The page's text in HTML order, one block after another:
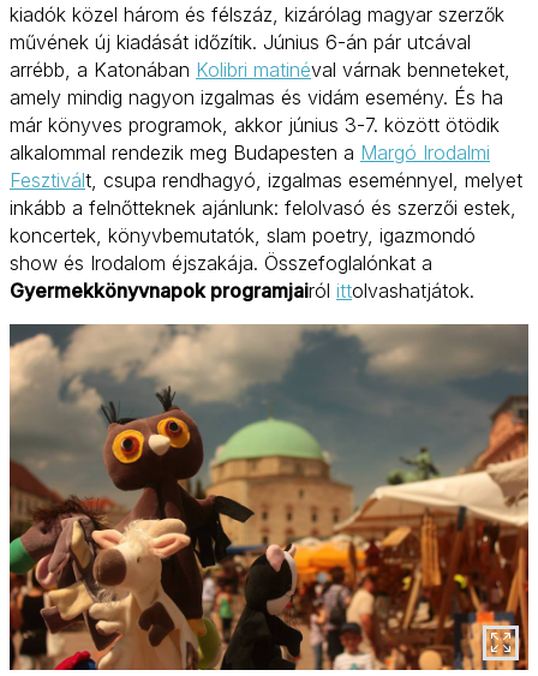
kiadók közel három és félszáz, kizárólag magyar szerzők
művének új kiadását időzítik. Június 6-án pár utcával
arrébb, a Katonában Kolibri matinéval várnak benneteket,
amely mindig nagyon izgalmas és vidám esemény. És ha
már könyves programok, akkor június 3-7. között ötödik
alkalommal rendezik meg Budapesten a Margó Irodalmi
Fesztivált, csupa rendhagyó, izgalmas eseménnyel, melyet
inkább a felnőtteknek ajánlunk: felolvasó és szerzői estek,
koncertek, könyvbemutatók, slam poetry, igazmondó
show és Irodalom éjszakája. Összefoglalónkat a
Gyermekkönyvnapok programjairól ittolvashatjátok.